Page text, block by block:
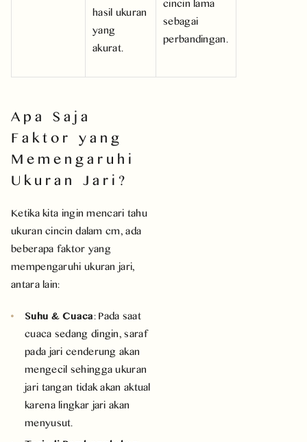
hasil ukuran
yang
akurat.
sebagai
perbandingan.
Apa Saja
Faktor yang
Memengaruhi
Ukuran Jari?
Ketika kita ingin mencari tahu
ukuran cincin dalam cm, ada
beberapa faktor yang
mempengaruhi ukuran jari,
antara lain:
Suhu & Cuaca: Pada saat
cuaca sedang dingin, saraf
pada jari cenderung akan
mengecil sehingga ukuran
jari tangan tidak akan aktual
karena lingkar jari akan
menyusut.